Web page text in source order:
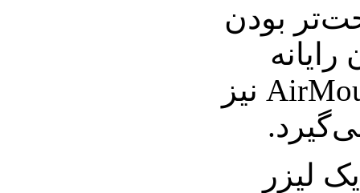
بودن
عرضه شده‌اند که AirMouse نیز
لیزر